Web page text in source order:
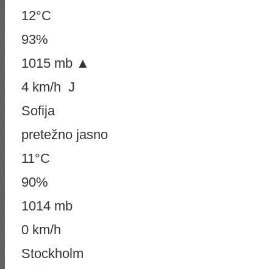
12°C
93%
1015 mb ▲
4 km/h J
Sofija
pretežno jasno
11°C
90%
1014 mb
0 km/h
Stockholm